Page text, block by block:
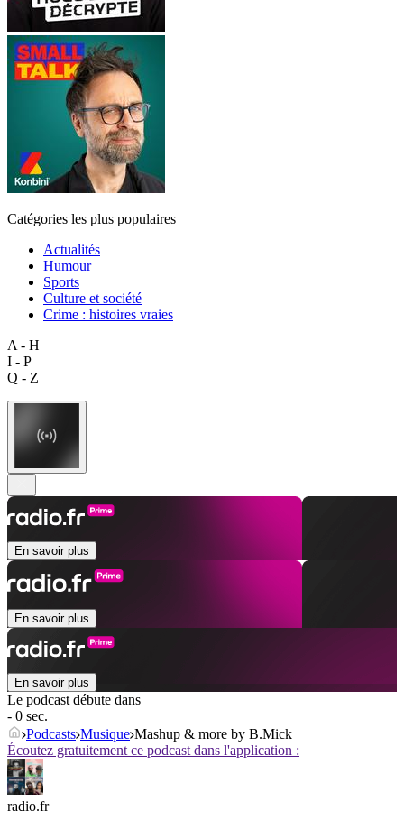
Catégories les plus populaires
Actualités
Humour
Sports
Culture et société
Crime : histoires vraies
A - H
I - P
Q - Z
En savoir plus
En savoir plus
En savoir plus
Le podcast débute dans
- 0 sec.
Podcasts Musique Mashup & more by B.Mick
Écoutez gratuitement ce podcast dans l'application :
radio.fr